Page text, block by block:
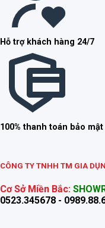
Hỗ trợ khách hàng 24/7
100% thanh toán bảo mật
CÔNG TY TNHH TM GIA
Cơ Sở Miền Bắc:
0523.345678 -